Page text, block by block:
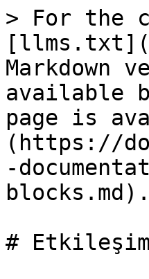
> For the
Markdown
available
page is
(https://
-
blocks.md).
#